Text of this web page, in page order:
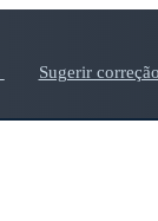
Sugerir